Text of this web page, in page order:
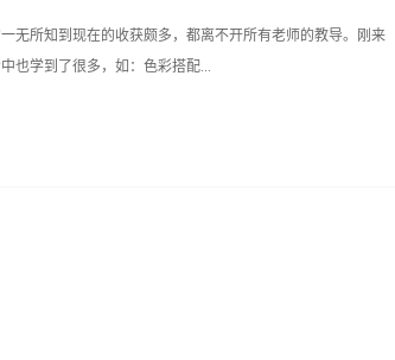
无所知到现在的收获颇多，都离不开所有老师的教导。刚来
也学到了很多，如：色彩搭配...
们很粗暴但每次我有什么不动的时候，他们都会很耐心的教